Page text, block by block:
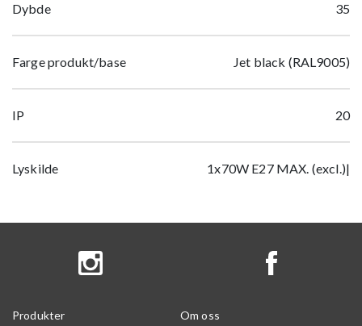
Dybde 35
Farge produkt/base Jet black (RAL9005)
IP 20
Lyskilde 1x70W E27 MAX. (excl.)|
Produkter Om oss